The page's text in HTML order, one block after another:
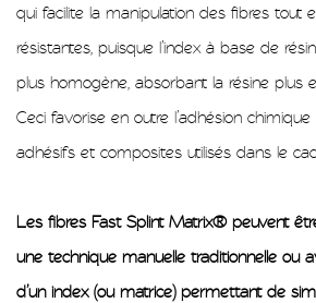
qui facilite la manipulation des fibres tout
résistantes, puisque l’index à base de
plus homogène, absorbant la résine plus
Ceci favorise en outre l’adhésion
adhésifs et composites utilisés dans le
Les fibres Fast Splint Matrix® peuvent
une technique manuelle traditionnelle ou
d’un index (ou matrice) permettant de